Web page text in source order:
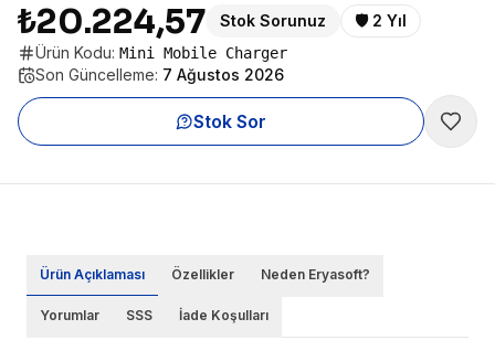
₺20.224,57 Stok Sorunuz 🛡️ 2 Yıl
Ürün Kodu: Mini Mobile Charger
Son Güncelleme: 7 Ağustos 2026
Stok Sor
Ürün Açıklaması Özellikler Neden Eryasoft?
Yorumlar SSS İade Koşulları